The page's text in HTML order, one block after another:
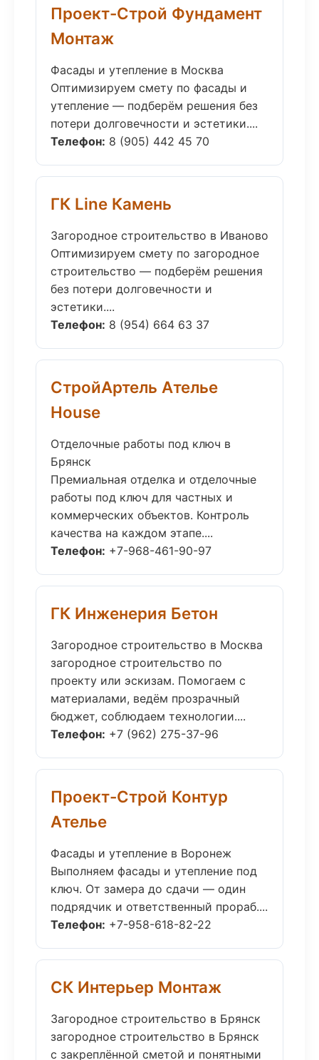
Проект-Строй Фундамент
Монтаж
Фасады и утепление в Москва
Оптимизируем смету по фасады и
утепление — подберём решения без
потери долговечности и эстетики....
Телефон: 8 (905) 442 45 70
ГК Line Камень
Загородное строительство в Иваново
Оптимизируем смету по загородное
строительство — подберём решения
без потери долговечности и
эстетики....
Телефон: 8 (954) 664 63 37
СтройАртель Ателье
House
Отделочные работы под ключ в
Брянск
Премиальная отделка и отделочные
работы под ключ для частных и
коммерческих объектов. Контроль
качества на каждом этапе....
Телефон: +7-968-461-90-97
ГК Инженерия Бетон
Загородное строительство в Москва
загородное строительство по
проекту или эскизам. Помогаем с
материалами, ведём прозрачный
бюджет, соблюдаем технологии....
Телефон: +7 (962) 275-37-96
Проект-Строй Контур
Ателье
Фасады и утепление в Воронеж
Выполняем фасады и утепление под
ключ. От замера до сдачи — один
подрядчик и ответственный прораб....
Телефон: +7-958-618-82-22
СК Интерьер Монтаж
Загородное строительство в Брянск
загородное строительство в Брянск
с закреплённой сметой и понятными